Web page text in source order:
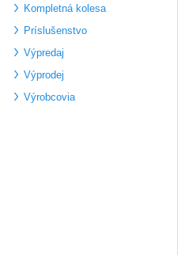
Kompletná kolesa
Príslušenstvo
Výpredaj
Výprodej
Výrobcovia